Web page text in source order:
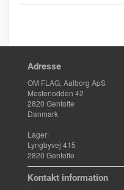
Adresse
OM FLAG, Aalborg ApS
Mesterlodden 42
2820 Gentofte
Danmark
Lager:
Lyngbyvej 415
2820 Gentofte
Kontakt information